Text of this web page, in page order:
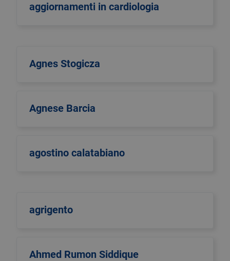
aggiornamenti in cardiologia
Agnes Stogicza
Agnese Barcia
agostino calatabiano
agrigento
Ahmed Rumon Siddique